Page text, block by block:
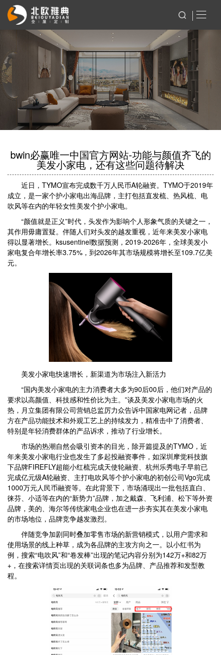
bwin必赢唯一中国官方网站-功能与颜值齐飞的
美发小家电，还有这些问题待解决
近日，TYMO宣布完成数千万人民币A轮融资。TYMO于2019年
成立，是一家个护小家电出海品牌，主打包括直发梳、热风梳、电
吹风等在内的年轻女性美发个护小家电。
“颜值就是正义”时代，头发作为影响个人形象气质的关键之一，
其作用毋庸置疑。伴随人们对头发的越发重视，近年来美发小家电
得以显著增长。ksusentinel数据预测，2019-2026年，全球美发小
家电复合年增长率3.75%，到2026年其市场规模将增长至109.7亿美
元。
美发小家电快速增长，新渠道为市场注入新活力
“国内美发小家电的主力消费者大多为90后00后，他们对产品的
要求以高颜值、科技感和性价比为主。”谈及美发小家电市场的火
热，月立集团有限公司营销总监厉力众告诉中国家电网记者，品牌
方在产品功能技术和外观工艺上的持续发力，精准击中了消费者、
特别是年轻消费群体的产品诉求，推动了行业增长。
市场的热潮自然会吸引资本的目光，除开篇提及的TYMO，近
年来美发小家电行业也发生了多起投融资事件，如深圳摩觉科技旗
下品牌FIREFLY超能小红梳完成天使轮融资、杭州乐秀电子早前已
完成亿元级A轮融资、主打电吹风等个护小家电的初创公司Vgo完成
1000万元人民币融资等。在此背景下，市场涌现出一批包括直白、
徕芬、小适等在内的“新势力”品牌，加之戴森、飞利浦、松下等外资
品牌，美的、海尔等传统家电企业也在进一步夯实其在美发小家电
的市场地位，品牌竞争越发激烈。
伴随竞争加剧同时叠加零售市场的新营销模式，以用户需求和
使用场景的线上种草，成为各品牌的主攻方向之一。以小红书为
例，搜索“电吹风”和“卷发棒”出现的笔记内容分别为142万+和82万
+，在搜索详情页出现的关联词条也多为品牌、产品推荐和发型教
程。